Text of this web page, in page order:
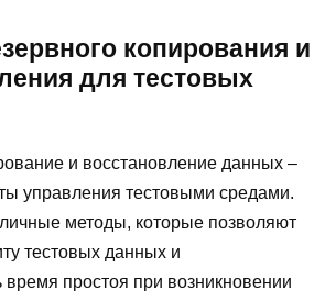
копирования и
для тестовых
и восстановление данных –
управления тестовыми средами.
методы, которые позволяют
тестовых данных и
простоя при возникновении